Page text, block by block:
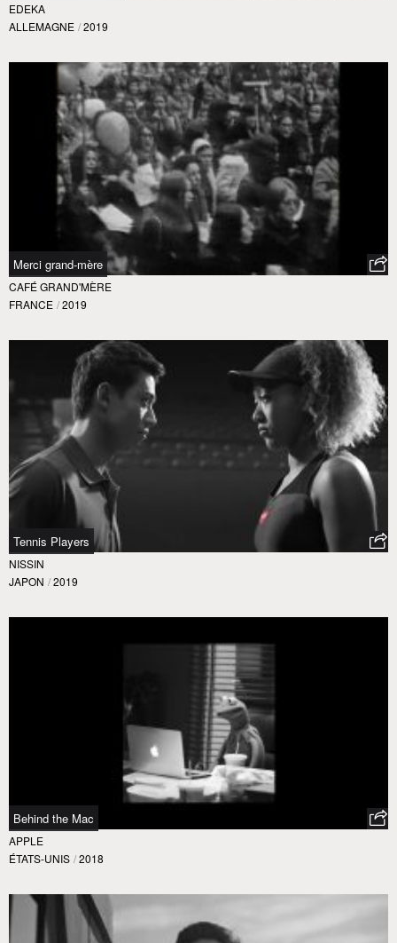
EDEKA
ALLEMAGNE / 2019
Merci grand-mère
CAFÉ GRAND'MÈRE
FRANCE / 2019
Tennis Players
NISSIN
JAPON / 2019
Behind the Mac
APPLE
ÉTATS-UNIS / 2018